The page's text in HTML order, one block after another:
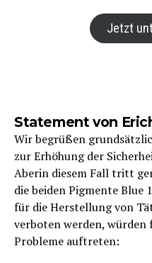
Jetzt
Statement von
Wir begrüßen
zur Erhöhung der
Aberin diesem Fall tritt
die beiden Pigmente Blue
für die Herstellung von
verboten werden, würden
Probleme auftreten: